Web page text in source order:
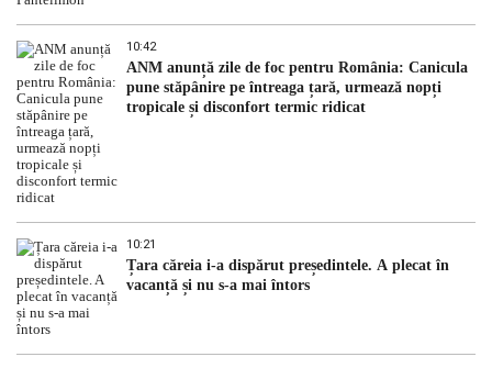
10:42
ANM anunță zile de foc pentru România: Canicula
pune stăpânire pe întreaga țară, urmează nopți
tropicale și disconfort termic ridicat
10:21
Țara căreia i-a dispărut președintele. A plecat în
vacanță și nu s-a mai întors